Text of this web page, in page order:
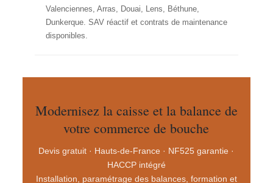
Valenciennes, Arras, Douai, Lens, Béthune,
Dunkerque. SAV réactif et contrats de maintenance
disponibles.
Modernisez la caisse et la balance de
votre commerce de bouche
Devis gratuit · Hauts-de-France · NF525 garantie ·
HACCP intégré
Installation, paramétrage des balances, formation et